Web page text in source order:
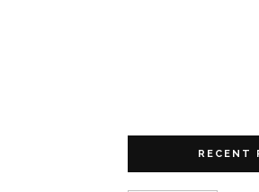
RECENT